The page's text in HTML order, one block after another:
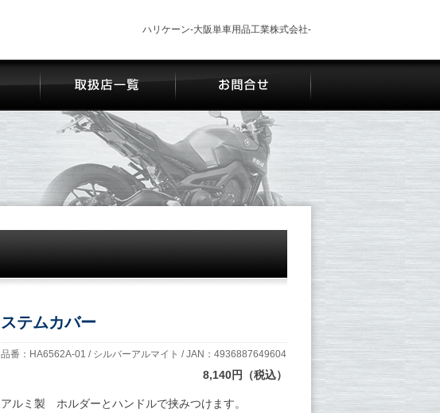
ハリケーン-大阪単車用品工業株式会社-
ステムカバー
品番：HA6562A-01 / シルバーアルマイト / JAN：4936887649604
8,140円（税込）
アルミ製 ホルダーとハンドルで挟みつけます。